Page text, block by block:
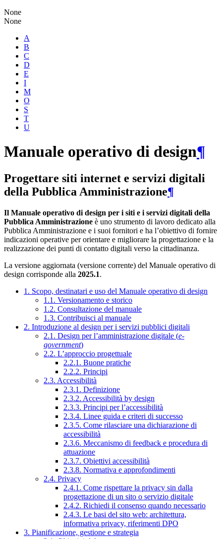
None
None
A
B
C
D
E
I
M
O
S
T
U
Manuale operativo di design¶
Progettare siti internet e servizi digitali
della Pubblica Amministrazione¶
Il Manuale operativo di design per i siti e i servizi digitali della
Pubblica Amministrazione è uno strumento di lavoro dedicato alla
Pubblica Amministrazione e i suoi fornitori e ha l’obiettivo di fornire
indicazioni operative per orientare e migliorare la progettazione e la
realizzazione dei punti di contatto digitali verso la cittadinanza.
La versione aggiornata (versione corrente) del Manuale operativo di
design corrisponde alla 2025.1.
1. Scopo, destinatari e uso del Manuale operativo di design
1.1. Versionamento e storico
1.2. Consultazione del manuale
1.3. Contribuisci al manuale
2. Introduzione al design per i servizi pubblici digitali
2.1. Design per l’amministrazione digitale (e-
government)
2.2. L’approccio progettuale
2.2.1. Buone pratiche
2.2.2. Principi
2.3. Accessibilità
2.3.1. Definizione
2.3.2. Accessibilità by design
2.3.3. Principi per l’accessibilità
2.3.4. Linee guida e criteri di successo
2.3.5. Come rilasciare una dichiarazione di
accessibilità
2.3.6. Meccanismo di feedback e procedura di
attuazione
2.3.7. Obiettivi accessibilità
2.3.8. Normativa e approfondimenti
2.4. Privacy
2.4.1. Come rispettare la privacy sin dalla
progettazione di un sito o servizio digitale
2.4.2. Richiedi il consenso quando necessario
2.4.3. Le basi del sito web: architettura,
informativa privacy, riferimenti DPO
3. Pianificazione, gestione e strategia